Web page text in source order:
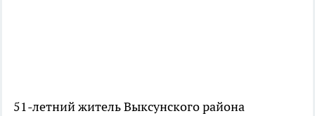
51-летний житель Выксунского района